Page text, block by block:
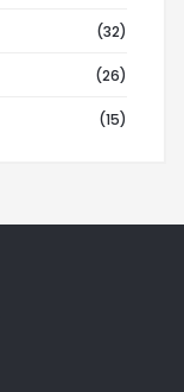
(32)
(26)
(15)